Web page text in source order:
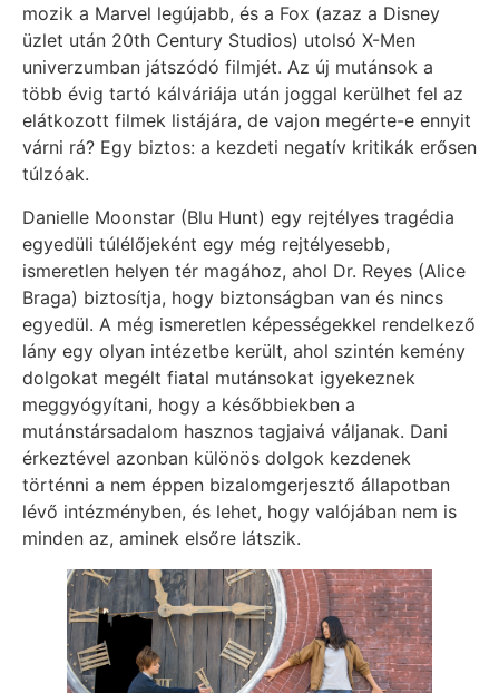
mozik a Marvel legújabb, és a Fox (azaz a Disney
üzlet után 20th Century Studios) utolsó X-Men
univerzumban játszódó filmjét. Az új mutánsok a
több évig tartó kálváriája után joggal kerülhet fel az
elátkozott filmek listájára, de vajon megérte-e ennyit
várni rá? Egy biztos: a kezdeti negatív kritikák erősen
túlzóak.
Danielle Moonstar (Blu Hunt) egy rejtélyes tragédia
egyedüli túlélőjeként egy még rejtélyesebb,
ismeretlen helyen tér magához, ahol Dr. Reyes (Alice
Braga) biztosítja, hogy biztonságban van és nincs
egyedül. A még ismeretlen képességekkel rendelkező
lány egy olyan intézetbe került, ahol szintén kemény
dolgokat megélt fiatal mutánsokat igyekeznek
meggyógyítani, hogy a későbbiekben a
mutánstársadalom hasznos tagjaivá váljanak. Dani
érkeztével azonban különös dolgok kezdenek
történni a nem éppen bizalomgerjesztő állapotban
lévő intézményben, és lehet, hogy valójában nem is
minden az, aminek elsőre látszik.